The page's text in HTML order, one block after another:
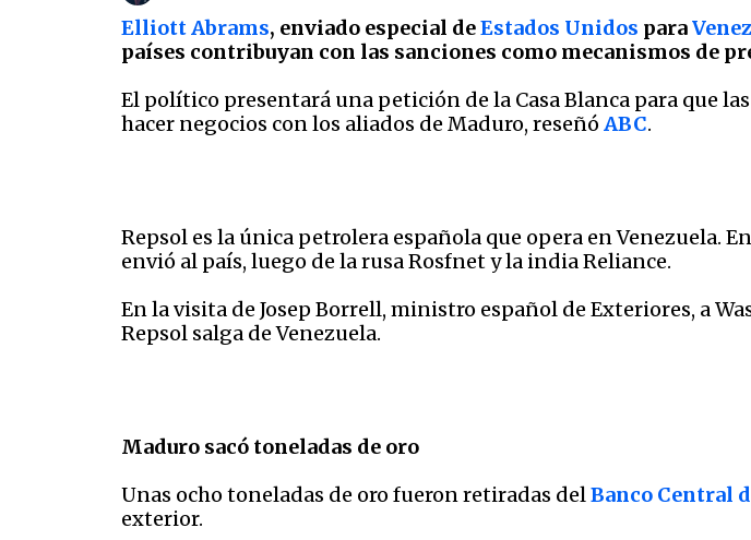
Elliott Abrams, enviado especial deEstados Unidos para
países contribuyan con las sanciones como mecanismos de
El político presentará una petición de la Casa Blanca para que
hacer negocios con los aliados de Maduro, reseñó ABC.
Repsol es la única petrolera española que opera en Venezuela.
envió al país, luego de la rusa Rosfnet y la india Reliance.
En la visita de Josep Borrell, ministro español de Exteriores, a
Repsol salga de Venezuela.
Maduro sacó toneladas de oro
Unas ocho toneladas de oro fueron retiradas delBanco Central
exterior.